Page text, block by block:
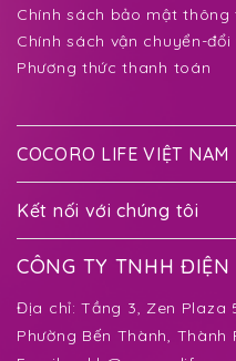
Chính sách bảo mật thông
Chính sách vận chuyển-
Phương thức thanh toán
COCORO LIFE VIỆT NAM
Kết nối với chúng tôi
CÔNG TY TNHH
Địa chỉ:Tầng 3, Zen Plaza
Phường Bến Thành, Thành